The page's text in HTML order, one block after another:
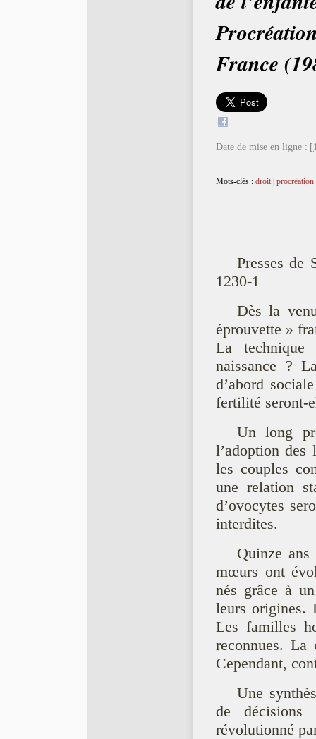
France
Date de mise en ligne :
Mots-clés : droit| procréation
Presses de
1230-1
Dès la
éprouvette »
La technique
naissance ?
d’abord
fertilité seront-
Un long
l’adoption des
les couples
une relation
d’ovocytes
interdites.
Quinze
mœurs ont
nés grâce à
leurs origines.
Les familles
reconnues. La
Cependant,
Une
de décisions
révolutionné